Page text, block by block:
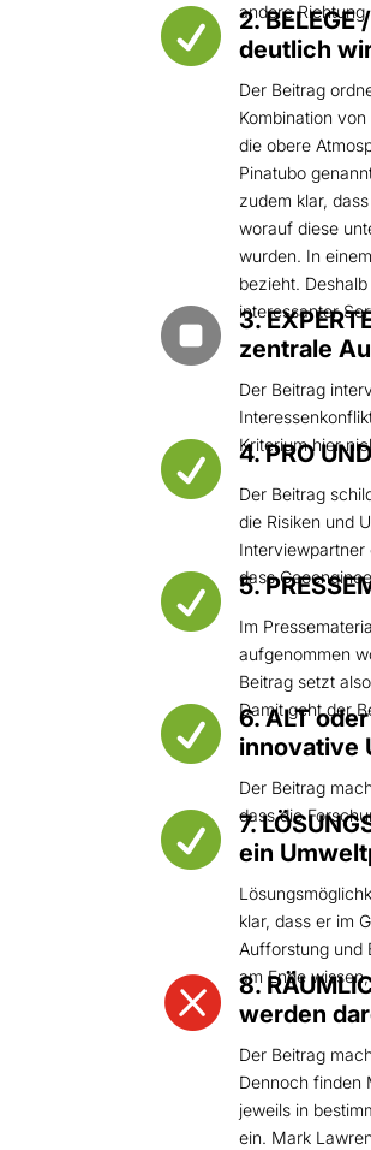
andere

2.
deutlich
Der Beitrag
Kombination
die obere
Pinatubo
zudem klar,
worauf diese
wurden. In
bezieht.
interessanter

3.
zentrale
Der Beitrag
Kriterium hier
 4. PRO
Der Beitrag
die Risiken und
Interviewpartner
dass
 5.
Im
aufgenommen
Beitrag setzt
Damit geht der

6. ALT
innovative
Der Beitrag
dass die

7.
ein
klar, dass er im
Aufforstung und
am Ende

8.
werden
Der Beitrag
Dennoch finden
jeweils in
ein. Mark